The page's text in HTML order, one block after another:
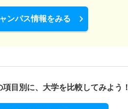
ンパス情報をみる
目別に、 大学を比較してみよう！